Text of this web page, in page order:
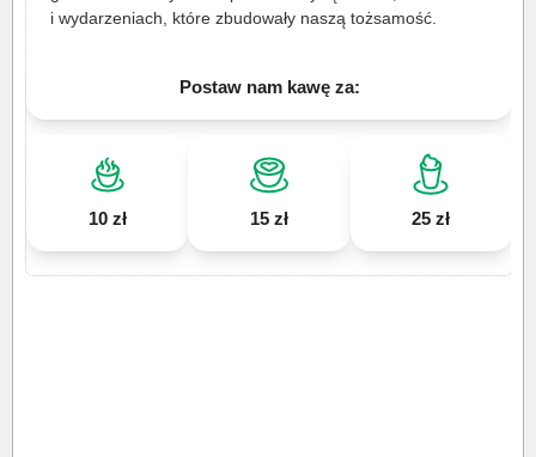
i wydarzeniach, które zbudowały naszą tożsamość.
Postaw nam kawę za:
10 zł 15 zł 25 zł